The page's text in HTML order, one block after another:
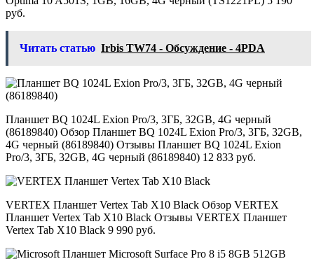
руб.
Читать статью Irbis TW74 - Обсуждение - 4PDA
Планшет BQ 1024L Exion Pro/3, 3ГБ, 32GB, 4G черный
(86189840) Обзор Планшет BQ 1024L Exion Pro/3, 3ГБ, 32GB,
4G черный (86189840) Отзывы Планшет BQ 1024L Exion
Pro/3, 3ГБ, 32GB, 4G черный (86189840) 12 833 руб.
VERTEX Планшет Vertex Tab X10 Black Обзор VERTEX
Планшет Vertex Tab X10 Black Отзывы VERTEX Планшет
Vertex Tab X10 Black 9 990 руб.